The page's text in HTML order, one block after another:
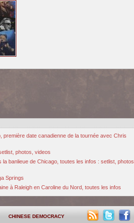
date canadienne de la tournée avec Chris
photos, videos
banlieue de Chicago, toutes les infos : setlist, photos,
Springs
à Raleigh en Caroline du Nord, toutes les infos
CHINESE DEMOCRACY